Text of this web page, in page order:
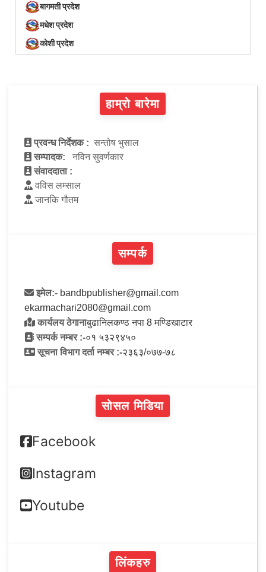
बागमती प्रदेश
मधेश प्रदेश
कोशी प्रदेश
हाम्रो बारेमा
प्रवन्ध निर्देशक : सन्तोष भुसाल
सम्पादक:
नविन सुवर्णकार
संवाददाता :
वविस लम्साल
जानकि गौतम
सम्पर्क
इमेल:- bandbpublisher@gmail.com
ekarmachari2080@gmail.com
कार्यलय ठेगानाबुढानिलकण्ठ नपा 8 मण्डिखाटार
सम्पर्क नम्बर :-०१ ५३२९४५०
सूचना विभाग दर्ता नम्बर :-२३६३/०७७-७८
सोसल मिडिया
Facebook
Instagram
Youtube
लिंकहरु